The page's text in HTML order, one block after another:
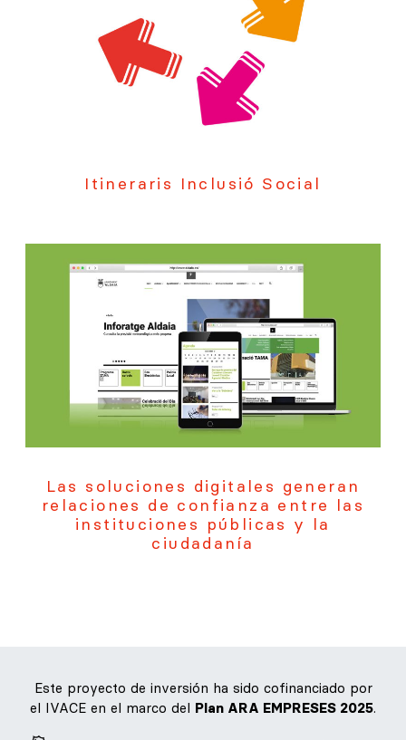
Itineraris Inclusió Social
Las soluciones digitales generan
relaciones de confianza entre las
instituciones públicas y la
ciudadanía
Este proyecto de inversión ha sido cofinanciado por
el IVACE en el marco del Plan ARA EMPRESES 2025.